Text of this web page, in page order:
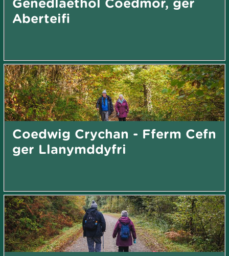
Aberteifi
Coedwig Crychan - Fferm Cefn
ger Llanymddyfri